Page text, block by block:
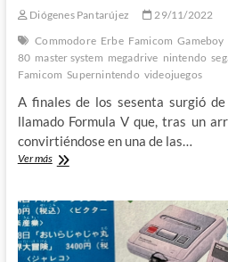
Diógenes Pantarújez 29/11/2022
Commodore Erbe Famicom Gameboy
80 master system megadrive nintendo
Famicom Supernintendo videojuegos
A finales de los sesenta surgió
llamado Formula V que, tras un
convirtiéndose en una de las…
Ver másAuge
de
La
guerra